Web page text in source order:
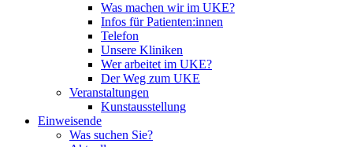
Was machen wir im UKE?
Infos für Patienten:innen
Telefon
Unsere Kliniken
Wer arbeitet im UKE?
Der Weg zum UKE
Veranstaltungen
Kunstausstellung
Einweisende
Was suchen Sie?